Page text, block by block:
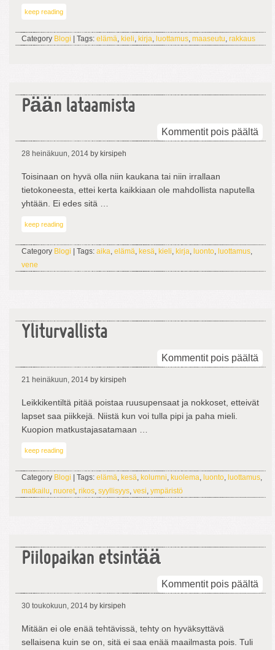
keep reading
Category Blogi | Tags: elämä, kieli, kirja, luottamus, maaseutu, rakkaus
Pään lataamista
Kommentit pois päältä
28 heinäkuun, 2014 by kirsipeh
Toisinaan on hyvä olla niin kaukana tai niin irrallaan
tietokoneesta, ettei kerta kaikkiaan ole mahdollista naputella
yhtään. Ei edes sitä …
keep reading
Category Blogi | Tags: aika, elämä, kesä, kieli, kirja, luonto, luottamus,
vene
Yliturvallista
Kommentit pois päältä
21 heinäkuun, 2014 by kirsipeh
Leikkikentiltä pitää poistaa ruusupensaat ja nokkoset, etteivät
lapset saa piikkejä. Niistä kun voi tulla pipi ja paha mieli.
Kuopion matkustajasatamaan …
keep reading
Category Blogi | Tags: elämä, kesä, kolumni, kuolema, luonto, luottamus,
matkailu, nuoret, rikos, syyllisyys, vesi, ympäristö
Piilopaikan etsintää
Kommentit pois päältä
30 toukokuun, 2014 by kirsipeh
Mitään ei ole enää tehtävissä, tehty on hyväksyttävä
sellaisena kuin se on, sitä ei saa enää maailmasta pois. Tuli